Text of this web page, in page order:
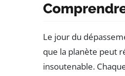
Le jour du
que la planète peut
insoutenable.